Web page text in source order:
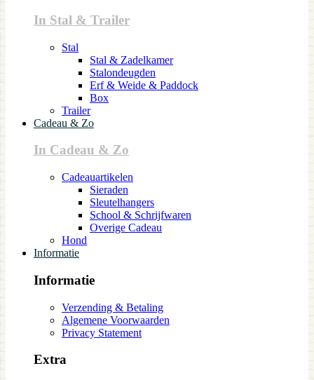
In Stal & Trailer
Stal
Stal & Zadelkamer
Stalondeugden
Erf & Weide & Paddock
Box
Trailer
Cadeau & Zo
In Cadeau & Zo
Cadeauartikelen
Sieraden
Sleutelhangers
School & Schrijfwaren
Overige Cadeau
Hond
Informatie
Informatie
Verzending & Betaling
Algemene Voorwaarden
Privacy Statement
Extra